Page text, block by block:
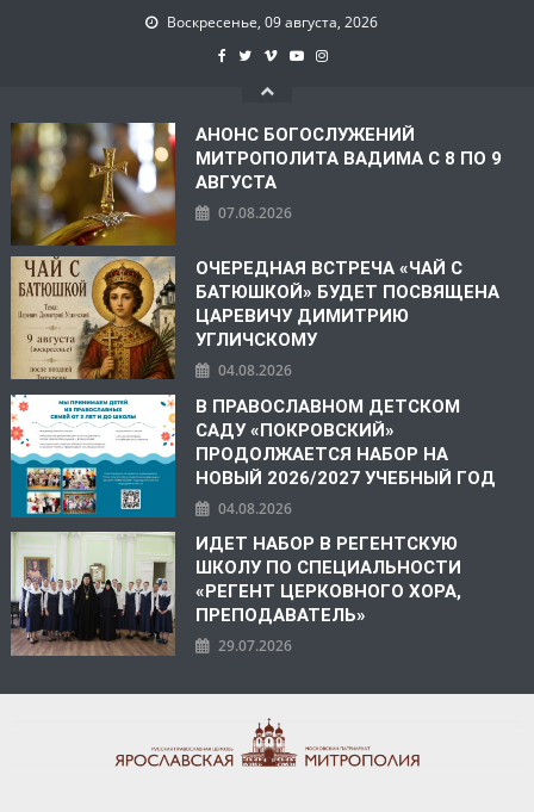
Воскресенье, 09 августа, 2026
АНОНС БОГОСЛУЖЕНИЙ
МИТРОПОЛИТА ВАДИМА С 8 ПО 9
АВГУСТА
07.08.2026
ОЧЕРЕДНАЯ ВСТРЕЧА «ЧАЙ С
БАТЮШКОЙ» БУДЕТ ПОСВЯЩЕНА
ЦАРЕВИЧУ ДИМИТРИЮ
УГЛИЧСКОМУ
04.08.2026
В ПРАВОСЛАВНОМ ДЕТСКОМ
САДУ «ПОКРОВСКИЙ»
ПРОДОЛЖАЕТСЯ НАБОР НА
НОВЫЙ 2026/2027 УЧЕБНЫЙ ГОД
04.08.2026
ИДЕТ НАБОР В РЕГЕНТСКУЮ
ШКОЛУ ПО СПЕЦИАЛЬНОСТИ
«РЕГЕНТ ЦЕРКОВНОГО ХОРА,
ПРЕПОДАВАТЕЛЬ»
29.07.2026